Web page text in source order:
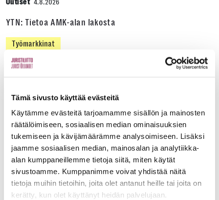
Tämä sivusto käyttää evästeitä
Käytämme evästeitä tarjoamamme sisällön ja mainosten
räätälöimiseen, sosiaalisen median ominaisuuksien
tukemiseen ja kävijämäärämme analysoimiseen. Lisäksi
jaamme sosiaalisen median, mainosalan ja analytiikka-
alan kumppaneillemme tietoja siitä, miten käytät
sivustoamme. Kumppanimme voivat yhdistää näitä
tietoja muihin tietoihin, joita olet antanut heille tai joita on
kerätty, kun olet käyttänyt heidän palvelujaan.
Uutiset 4.8.2026
YTN: Tietoa AMK-alan lakosta
Työmarkkinat
Uutiset 16.6.2026
Helsingin yliopiston ei pidä ratkaista tilakuluja
oikeustieteellisen opetuksen ja tutkimuksen
kustannuksella
Edunvalvonta
Uutiset 15.6.2026